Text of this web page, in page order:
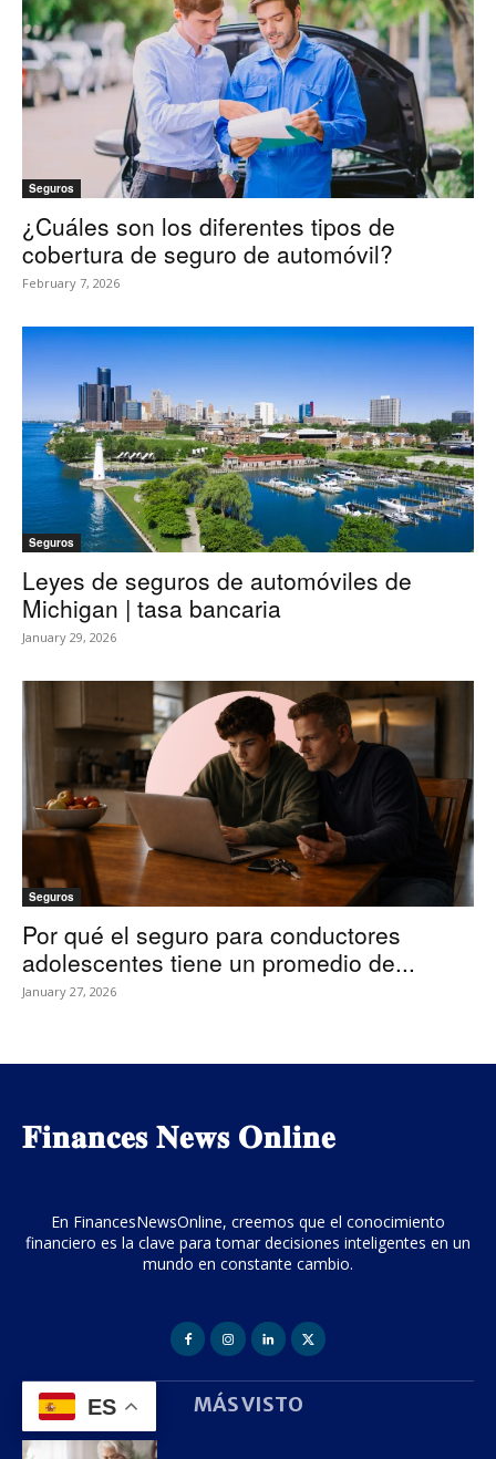
Seguros
¿Cuáles son los diferentes tipos de
cobertura de seguro de automóvil?
February 7, 2026
Seguros
Leyes de seguros de automóviles de
Michigan | tasa bancaria
January 29, 2026
Seguros
Por qué el seguro para conductores
adolescentes tiene un promedio de...
January 27, 2026
𝐅𝐢𝐧𝐚𝐧𝐜𝐞𝐬 𝐍𝐞𝐰𝐬 𝐎𝐧𝐥𝐢𝐧𝐞
En FinancesNewsOnline, creemos que el conocimiento
financiero es la clave para tomar decisiones inteligentes en un
mundo en constante cambio.
MÁS VISTO
ES